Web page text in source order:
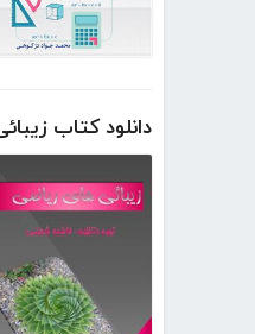
دانلود کتاب